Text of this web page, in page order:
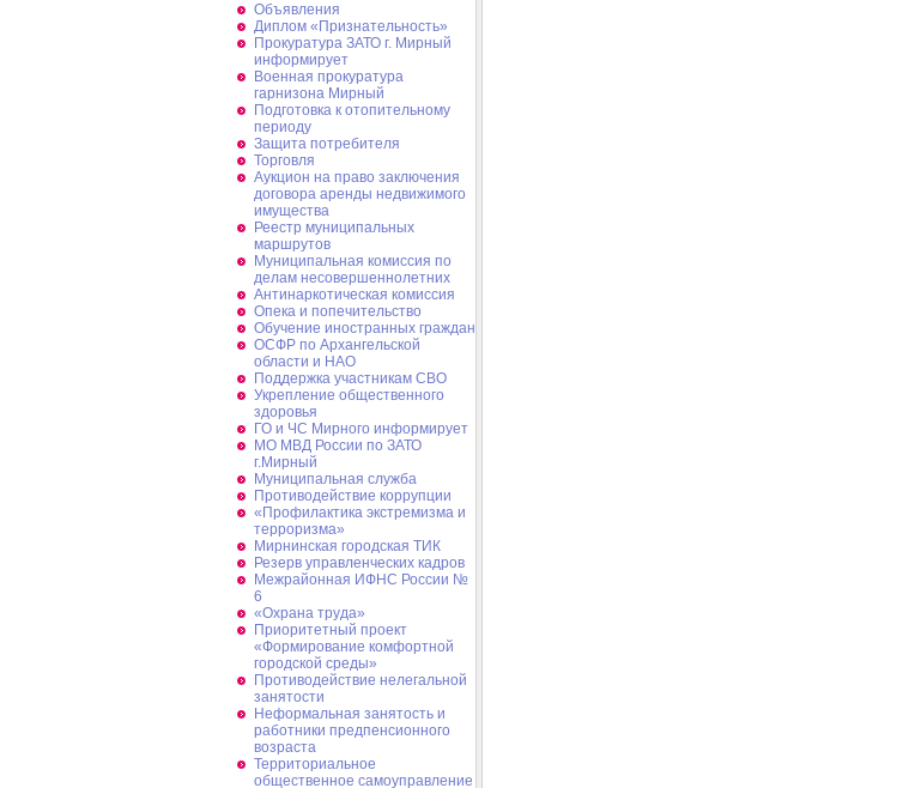
Объявления
Диплом «Признательность»
Прокуратура ЗАТО г. Мирный
информирует
Военная прокуратура
гарнизона Мирный
Подготовка к отопительному
периоду
Защита потребителя
Торговля
Аукцион на право заключения
договора аренды недвижимого
имущества
Реестр муниципальных
маршрутов
Муниципальная комиссия по
делам несовершеннолетних
Антинаркотическая комиссия
Опека и попечительство
Обучение иностранных граждан
ОСФР по Архангельской
области и НАО
Поддержка участникам СВО
Укрепление общественного
здоровья
ГО и ЧС Мирного информирует
МО МВД России по ЗАТО
г.Мирный
Муниципальная cлужба
Противодействие коррупции
«Профилактика экстремизма и
терроризма»
Мирнинская городская ТИК
Резерв управленческих кадров
Межрайонная ИФНС России №
6
«Охрана труда»
Приоритетный проект
«Формирование комфортной
городской среды»
Противодействие нелегальной
занятости
Неформальная занятость и
работники предпенсионного
возраста
Территориальное
общественное самоуправление